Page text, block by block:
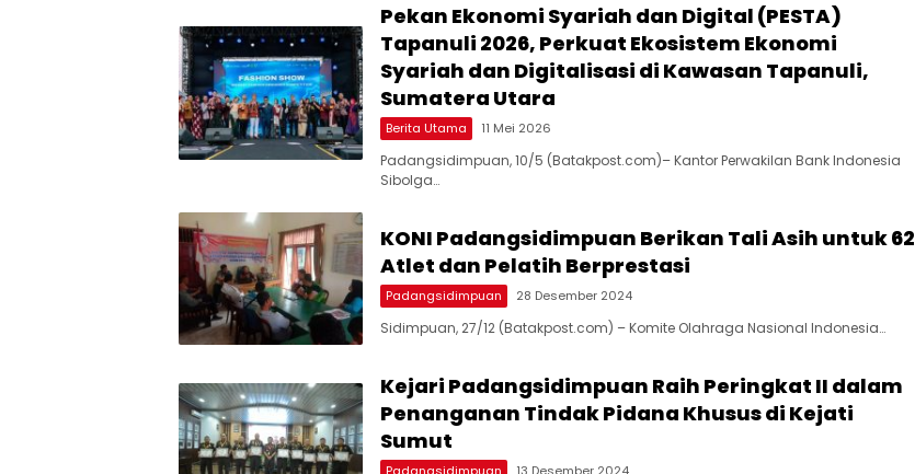
Pekan Ekonomi Syariah dan Digital (PESTA)
Tapanuli 2026, Perkuat Ekosistem Ekonomi
Syariah dan Digitalisasi di Kawasan Tapanuli,
Sumatera Utara
Berita Utama 11 Mei 2026
Padangsidimpuan, 10/5 (Batakpost.com)– Kantor Perwakilan Bank Indonesia
Sibolga…
KONI Padangsidimpuan Berikan Tali Asih untuk 62
Atlet dan Pelatih Berprestasi
Padangsidimpuan 28 Desember 2024
Sidimpuan, 27/12 (Batakpost.com) – Komite Olahraga Nasional Indonesia…
Kejari Padangsidimpuan Raih Peringkat II dalam
Penanganan Tindak Pidana Khusus di Kejati
Sumut